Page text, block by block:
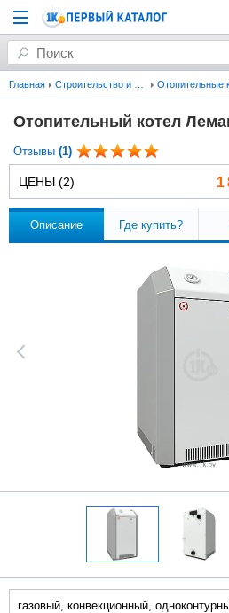
Главная
Отопительный котел
Отзывы (1)
ЦЕНЫ (2) 1
Описание Где купить?
газовый, конвекционный,